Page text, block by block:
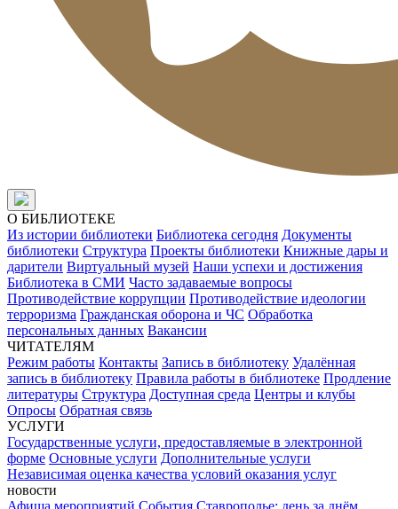
О БИБЛИОТЕКЕ
Из истории библиотеки Библиотека сегодня Документы
библиотеки Структура Проекты библиотеки Книжные дары и
дарители Виртуальный музей Наши успехи и достижения
Библиотека в СМИ Часто задаваемые вопросы
Противодействие коррупции Противодействие идеологии
терроризма Гражданская оборона и ЧС Обработка
персональных данных Вакансии
ЧИТАТЕЛЯМ
Режим работы Контакты Запись в библиотеку Удалённая
запись в библиотеку Правила работы в библиотеке Продление
литературы Структура Доступная среда Центры и клубы
Опросы Обратная связь
УСЛУГИ
Государственные услуги, предоставляемые в электронной
форме Основные услуги Дополнительные услуги
Независимая оценка качества условий оказания услуг
новости
Афиша мероприятий События Ставрополье: день за днём